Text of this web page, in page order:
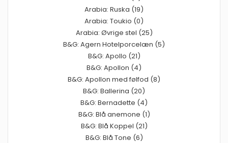
Arabia: Ruska (19)
Arabia: Toukio (0)
Arabia: Øvrige stel (25)
B&G: Agern Hotelporcelæn (5)
B&G: Apollo (21)
B&G: Apollon (4)
B&G: Apollon med følfod (8)
B&G: Ballerina (20)
B&G: Bernadette (4)
B&G: Blå anemone (1)
B&G: Blå Koppel (21)
B&G: Blå Tone (6)